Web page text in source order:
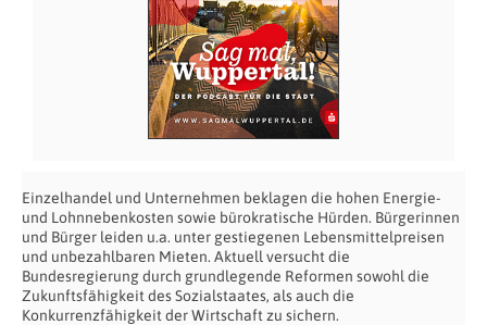
Einzelhandel und Unternehmen beklagen die hohen Energie-
und Lohnnebenkosten sowie bürokratische Hürden. Bürgerinnen
und Bürger leiden u.a. unter gestiegenen Lebensmittelpreisen
und unbezahlbaren Mieten. Aktuell versucht die
Bundesregierung durch grundlegende Reformen sowohl die
Zukunftsfähigkeit des Sozialstaates, als auch die
Konkurrenzfähigkeit der Wirtschaft zu sichern.